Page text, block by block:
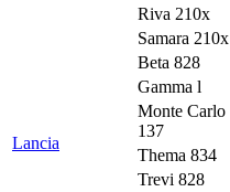
Riva 210x
Samara 210x
Lancia
Beta 828
Gamma l
Monte Carlo
137
Thema 834
Trevi 828